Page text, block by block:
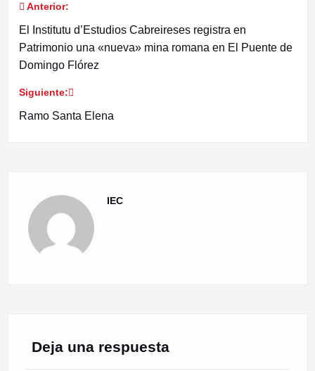
Navegación
de
entradas
Anterior:
El Institutu d’Estudios Cabreireses registra en
Patrimonio una «nueva» mina romana en El Puente de
Domingo Flórez
Siguiente:
Ramo Santa Elena
IEC
Deja una respuesta